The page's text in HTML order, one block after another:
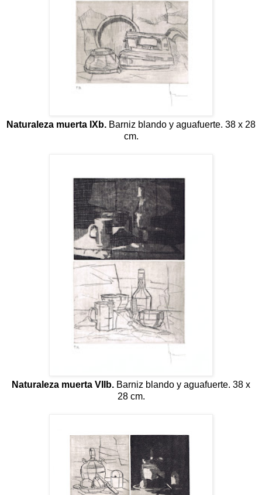
Naturaleza muerta IXb. Barniz blando y aguafuerte. 38 x 28
cm.
Naturaleza muerta VIIb. Barniz blando y aguafuerte. 38 x
28 cm.